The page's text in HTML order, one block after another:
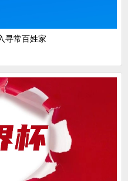
寻常百姓家